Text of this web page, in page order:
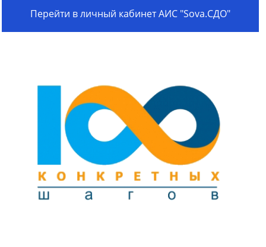
Перейти в личный кабинет АИС "Sova.СДО"